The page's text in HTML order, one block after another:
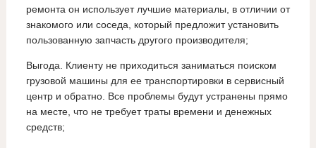
ремонта он использует лучшие материалы, в отличии от
знакомого или соседа, который предложит установить
пользованную запчасть другого производителя;
Выгода. Клиенту не приходиться заниматься поиском
грузовой машины для ее транспортировки в сервисный
центр и обратно. Все проблемы будут устранены прямо
на месте, что не требует траты времени и денежных
средств;